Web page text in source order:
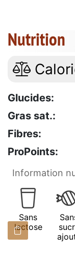
Nutrition
Glucides:
Gras sat.:
Fibres:
ProPoints:
Information
Sans
lactose